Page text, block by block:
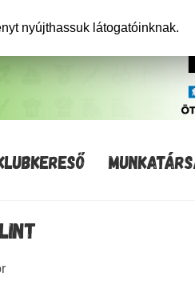
nyújthassuk látogatóinknak.